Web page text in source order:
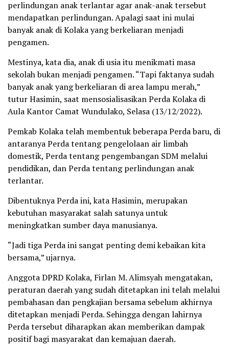
perlindungan anak terlantar agar anak-anak tersebut
mendapatkan perlindungan. Apalagi saat ini mulai
banyak anak di Kolaka yang berkeliaran menjadi
pengamen.
Mestinya, kata dia, anak di usia itu menikmati masa
sekolah bukan menjadi pengamen. “Tapi faktanya sudah
banyak anak yang berkeliaran di area lampu merah,”
tutur Hasimin, saat mensosialisasikan Perda Kolaka di
Aula Kantor Camat Wundulako, Selasa (13/12/2022).
Pemkab Kolaka telah membentuk beberapa Perda baru, di
antaranya Perda tentang pengelolaan air limbah
domestik, Perda tentang pengembangan SDM melalui
pendidikan, dan Perda tentang perlindungan anak
terlantar.
Dibentuknya Perda ini, kata Hasimin, merupakan
kebutuhan masyarakat salah satunya untuk
meningkatkan sumber daya manusianya.
“Jadi tiga Perda ini sangat penting demi kebaikan kita
bersama,” ujarnya.
Anggota DPRD Kolaka, Firlan M. Alimsyah mengatakan,
peraturan daerah yang sudah ditetapkan ini telah melalui
pembahasan dan pengkajian bersama sebelum akhirnya
ditetapkan menjadi Perda. Sehingga dengan lahirnya
Perda tersebut diharapkan akan memberikan dampak
positif bagi masyarakat dan kemajuan daerah.